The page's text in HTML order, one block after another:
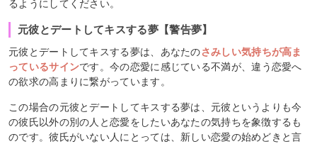
るようにしてください。
元彼とデートしてキスする夢【警告夢】
元彼とデートしてキスする夢は、あなたのさみしい気持ちが高ま
っているサインです。今の恋愛に感じている不満が、違う恋愛へ
の欲求の高まりに繋がっています。
この場合の元彼とデートしてキスする夢は、元彼というよりも今
の彼氏以外の別の人と恋愛をしたいあなたの気持ちを象徴するも
のです。彼氏がいない人にとっては、新しい恋愛の始めどきと言